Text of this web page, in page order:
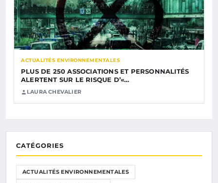
ACTUALITÉS ENVIRONNEMENTALES
PLUS DE 250 ASSOCIATIONS ET PERSONNALITÉS
ALERTENT SUR LE RISQUE D’«…
LAURA CHEVALIER
CATÉGORIES
ACTUALITÉS ENVIRONNEMENTALES